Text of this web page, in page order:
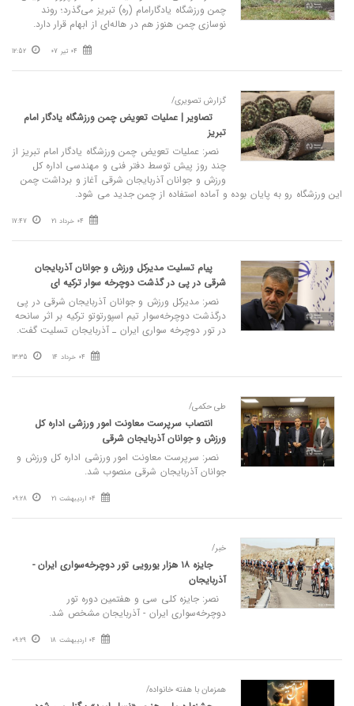
چمن ورزشگاه یادگارامام (ره) تبریز می‌گذرد؛ روند
نوسازی چمن هنوز هم در هاله‌ای از ابهام قرار دارد.
04 تیر 07 12:52
گزارش تصویری/
تصاویر | عملیات تعویض چمن ورزشگاه یادگار امام
تبریز
نصر: عملیات تعویض چمن ورزشگاه یادگار امام تبریز از
چند روز پیش توسط دفتر فنی و مهندسی اداره کل
ورزش و جوانان آذربایجان شرقی آغاز و برداشت چمن
این ورزشگاه رو به پایان بوده و آماده استفاده از چمن جدید می شود.
04 خرداد 21 17:47
پیام تسلیت مدیرکل ورزش و جوانان آذربایجان
شرقی در پی در گذشت دوچرخه‌ سوار ترکیه‌ ای
نصر: مدیرکل ورزش و جوانان آذربایجان شرقی در پی
درگذشت دوچرخه‌سوار تیم اسپورتوتو ترکیه بر اثر سانحه
در تور دوچرخه سواری ایران ـ آذربایجان تسلیت گفت.
04 خرداد 14 13:35
طی حکمی/
انتصاب سرپرست معاونت امور ورزشی اداره کل
ورزش و جوانان آذربایجان شرقی
نصر: سرپرست معاونت امور ورزشی اداره کل ورزش و
جوانان آذربایجان شرقی منصوب شد.
04 اردیبهشت 21 09:28
خبر/
جایزه ۱۸ هزار یورویی تور دوچرخه‌سواری ایران -
آذربایجان
نصر: جایزه کلی سی و هفتمین دوره تور
دوچرخه‌سواری ایران - آذربایجان مشخص شد.
04 اردیبهشت 18 09:29
همزمان با هفته خانواده/